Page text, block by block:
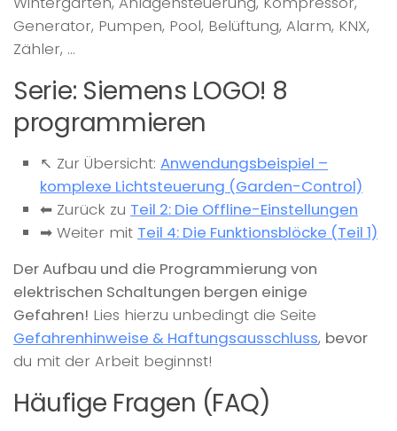
Generator, Pumpen, Pool, Belüftung, Alarm, KNX,
Zähler, …
Serie: Siemens LOGO! 8
programmieren
↖ Zur Übersicht: Anwendungsbeispiel –
komplexe Lichtsteuerung (Garden-Control)
⬅ Zurück zu Teil 2: Die Offline-Einstellungen
➡ Weiter mit Teil 4: Die Funktionsblöcke (Teil 1)
Der Aufbau und die Programmierung von
elektrischen Schaltungen bergen einige
Gefahren! Lies hierzu unbedingt die Seite
Gefahrenhinweise & Haftungsausschluss, bevor
du mit der Arbeit beginnst!
Häufige Fragen (FAQ)